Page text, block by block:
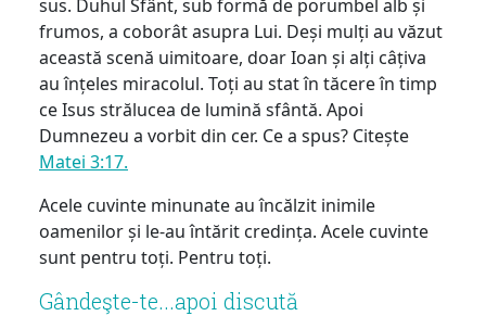
sus. Duhul Sfânt, sub formă de porumbel alb și
frumos, a coborât asupra Lui. Deși mulți au văzut
această scenă uimitoare, doar Ioan și alți câțiva
au înțeles miracolul. Toți au stat în tăcere în timp
ce Isus strălucea de lumină sfântă. Apoi
Dumnezeu a vorbit din cer. Ce a spus? Citește
Matei 3:17.
Acele cuvinte minunate au încălzit inimile
oamenilor și le-au întărit credința. Acele cuvinte
sunt pentru toți. Pentru toți.
Gândeşte-te...apoi discută